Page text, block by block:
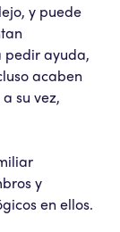
y puede
pedir ayuda,
acaben
su vez,
y
en ellos.